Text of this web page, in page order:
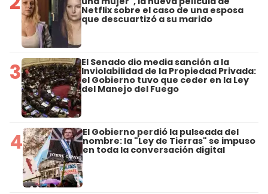
Netflix sobre el caso de una esposa
que descuartizó a su marido
3 El Senado dio media sanción a la
Inviolabilidad de la Propiedad Privada:
el Gobierno tuvo que ceder en la Ley
del Manejo del Fuego
4 El Gobierno perdió la pulseada del
nombre: la "Ley de Tierras" se impuso
en toda la conversación digital